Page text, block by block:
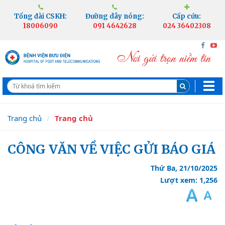
Tổng đài CSKH:
18006090
Đường dây nóng:
091 4642628
Cấp cứu:
024 36402308
Trang chủ Trang chủ
CÔNG VĂN VỀ VIỆC GỬI BÁO GIÁ
Thứ Ba, 21/10/2025
Lượt xem: 1,256